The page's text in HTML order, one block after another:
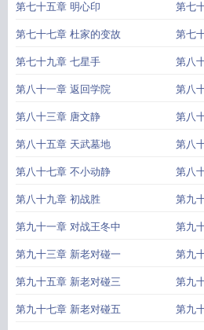
第七十五章 明心印 第七
第七十七章 杜家的变故 第七
第七十九章 七星手 第八
第八十一章 返回学院 第八
第八十三章 唐文静 第八
第八十五章 天武墓地 第八
第八十七章 不小动静 第八
第八十九章 初战胜 第九
第九十一章 对战王冬中 第九
第九十三章 新老对碰一 第九
第九十五章 新老对碰三 第九
第九十七章 新老对碰五 第九